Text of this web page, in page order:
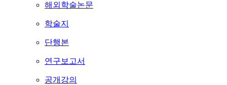
해외학술논문
학술지
단행본
연구보고서
공개강의